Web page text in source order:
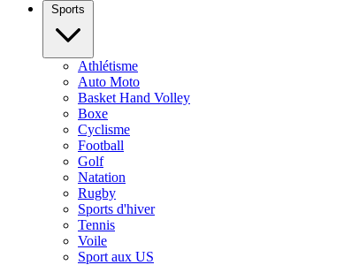
Sports
Athlétisme
Auto Moto
Basket Hand Volley
Boxe
Cyclisme
Football
Golf
Natation
Rugby
Sports d'hiver
Tennis
Voile
Sport aux US